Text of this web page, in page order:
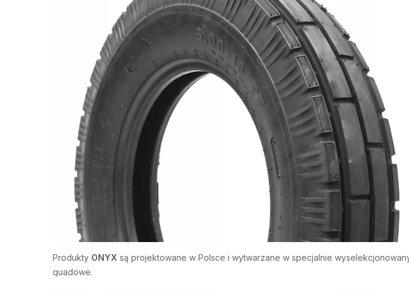
Produkty ONYX są projektowane w Polsce i wytwarzane w specjalnie
quadowe.